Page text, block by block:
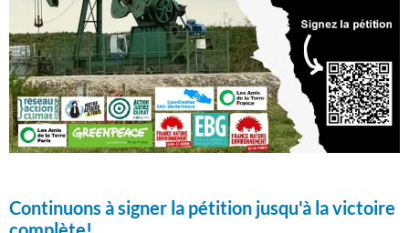
Continuons à signer la pétition jusqu'à la victoire